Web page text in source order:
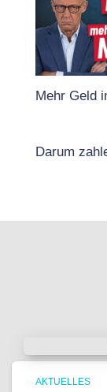
Mehr Geld
Darum
AKTUELLES